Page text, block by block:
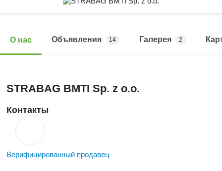
О нас Объявления 14 Галерея 2
STRABAG BMTI Sp. z o.o.
Контакты
Верифицированный продавец